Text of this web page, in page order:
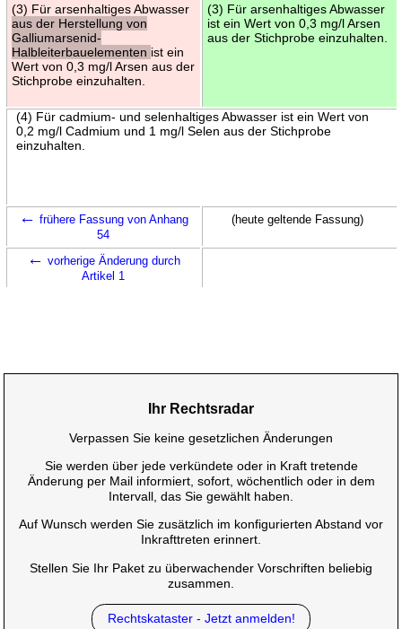
(3) Für arsenhaltiges Abwasser
aus der Herstellung von
Galliumarsenid-
Halbleiterbauelementen ist ein
Wert von 0,3 mg/l Arsen aus der
Stichprobe einzuhalten.
(3) Für arsenhaltiges Abwasser
ist ein Wert von 0,3 mg/l Arsen
aus der Stichprobe einzuhalten.
(4) Für cadmium- und selenhaltiges Abwasser ist ein Wert von
0,2 mg/l Cadmium und 1 mg/l Selen aus der Stichprobe
einzuhalten.
← frühere Fassung von Anhang
54
(heute geltende Fassung)
← vorherige Änderung durch
Artikel 1
Ihr Rechtsradar
Verpassen Sie keine gesetzlichen Änderungen
Sie werden über jede verkündete oder in Kraft tretende
Änderung per Mail informiert, sofort, wöchentlich oder in dem
Intervall, das Sie gewählt haben.
Auf Wunsch werden Sie zusätzlich im konfigurierten Abstand vor
Inkrafttreten erinnert.
Stellen Sie Ihr Paket zu überwachender Vorschriften beliebig
zusammen.
Rechtskataster - Jetzt anmelden!